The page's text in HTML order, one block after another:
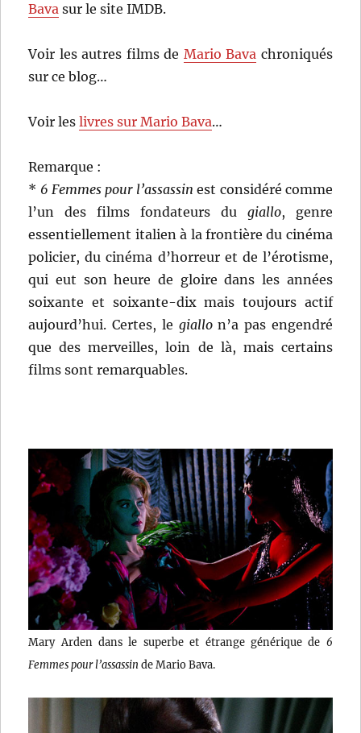
Bava sur le site IMDB.
Voir les autres films de Mario Bava chroniqués
sur ce blog…
Voir leslivres sur Mario Bava…
Remarque :
* 6 Femmes pour l’assassin est considéré comme
l’un des films fondateurs du giallo, genre
essentiellement italien à la frontière du cinéma
policier, du cinéma d’horreur et de l’érotisme,
qui eut son heure de gloire dans les années
soixante et soixante-dix mais toujours actif
aujourd’hui. Certes, le giallon’a pas engendré
que des merveilles, loin de là, mais certains
films sont remarquables.
Mary Arden dans le superbe et étrange générique de 6
Femmes pour l’assassin de Mario Bava.